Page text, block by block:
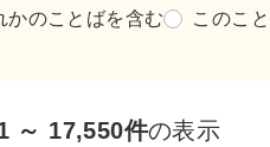
かのことばを含む このこ
～ 17,550件の表示